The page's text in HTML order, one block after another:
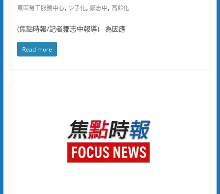
東區勞工服務中心, 少子化, 鄒志中, 高齡化
(焦點時報/記者鄒志中報導) 為因應
Read more